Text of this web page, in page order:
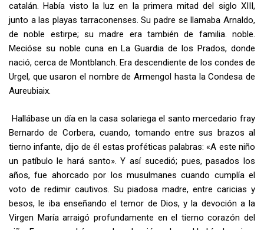
catalán. Había visto la luz en la primera mitad del siglo XIII,
junto a las playas tarraconenses. Su padre se llamaba Arnaldo,
de noble estirpe; su madre era también de fami­lia. noble.
Mecióse su noble cuna en La Guardia de los Prados, donde
nació, cerca de Montblanch. Era descendiente de los condes de
Urgel, que usaron el nombre de Armengol hasta la Condesa de
Aureubiaix.
Hallábase un día en la casa solariega el santo mercedario fray
Bernardo de Corbera, cuando, tomando entre sus brazos al
tierno infante, dijo de él estas proféticas palabras: «A este niño
un patíbulo le hará santo». Y así sucedió; pues, pasados los
años, fue ahorcado por los musulmanes cuando cumplía el
voto de redimir cautivos. Su piadosa madre, entre caricias y
besos, le iba enseñando el temor de Dios, y la devoción a la
Virgen María arraigó profundamente en el tierno corazón del